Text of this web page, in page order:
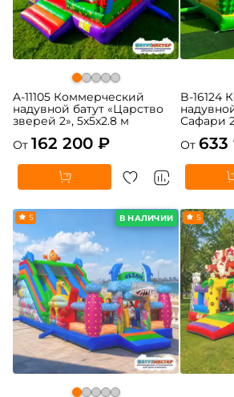
A-11105 Коммерческий
надувной батут «Царство
зверей 2», 5x5x2.8 м
От 162 200 ₽
B-16124
Сафари
От 633
В НАЛИЧИИ
5 5